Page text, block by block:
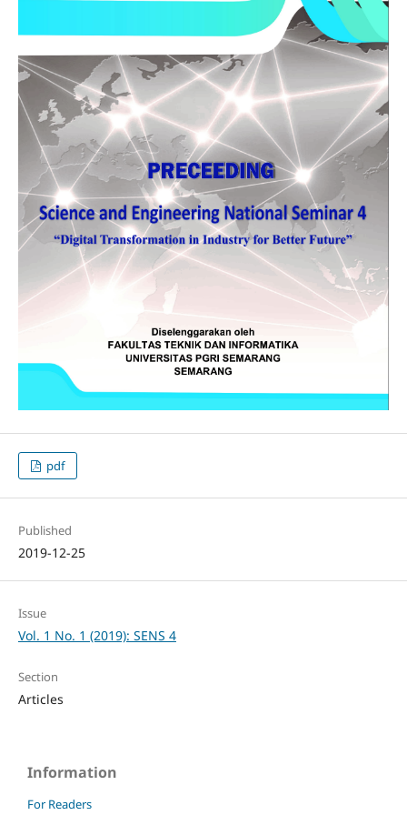
pdf
Published
2019-12-25
Issue
Vol. 1 No. 1 (2019): SENS 4
Section
Articles
Information
For Readers